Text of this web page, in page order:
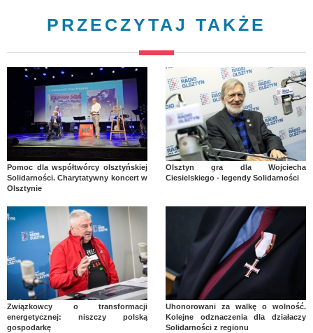
PRZECZYTAJ TAKŻE
Pomoc dla współtwórcy olsztyńskiej
Solidarności. Charytatywny koncert w
Olsztynie
Olsztyn gra dla Wojciecha
Ciesielskiego - legendy Solidarności
Związkowcy o transformacji
energetycznej: niszczy polską
gospodarkę
Uhonorowani za walkę o wolność.
Kolejne odznaczenia dla działaczy
Solidarności z regionu